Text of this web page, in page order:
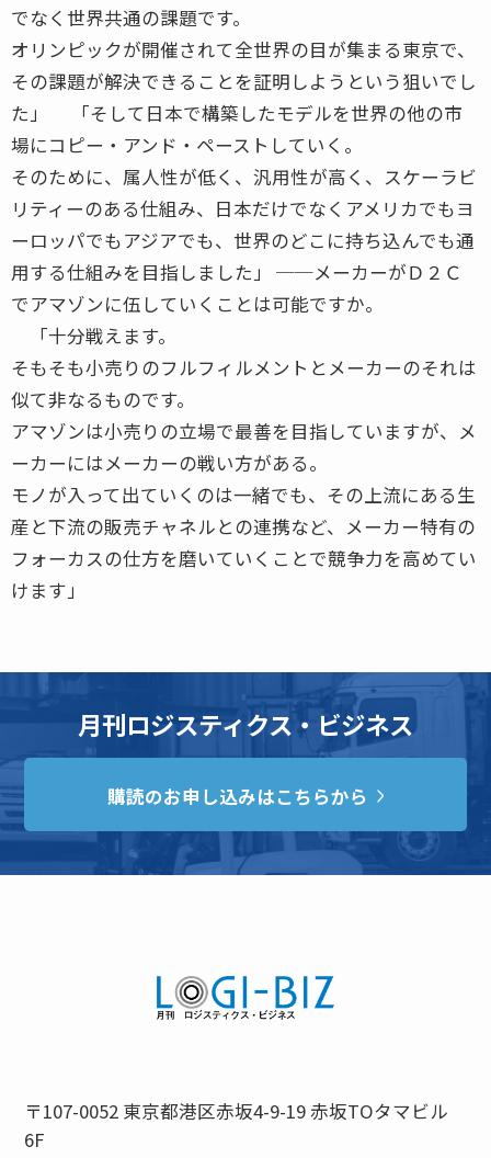
でなく世界共通の課題です。
オリンピックが開催されて全世界の目が集まる東京で、
その課題が解決できることを証明しようという狙いでし
た」 「そして日本で構築したモデルを世界の他の市
場にコピー・アンド・ペーストしていく。
そのために、属人性が低く、汎用性が高く、スケーラビ
リティーのある仕組み、日本だけでなくアメリカでもヨ
ーロッパでもアジアでも、世界のどこに持ち込んでも通
用する仕組みを目指しました」 ──メーカーがＤ２Ｃ
でアマゾンに伍していくことは可能ですか。
「十分戦えます。
そもそも小売りのフルフィルメントとメーカーのそれは
似て非なるものです。
アマゾンは小売りの立場で最善を目指していますが、メ
ーカーにはメーカーの戦い方がある。
モノが入って出ていくのは一緒でも、その上流にある生
産と下流の販売チャネルとの連携など、メーカー特有の
フォーカスの仕方を磨いていくことで競争力を高めてい
けます」
月刊ロジスティクス・ビジネス
購読のお申し込みはこちらから
〒107-0052 東京都港区赤坂4-9-19 赤坂TOタマビル
6F